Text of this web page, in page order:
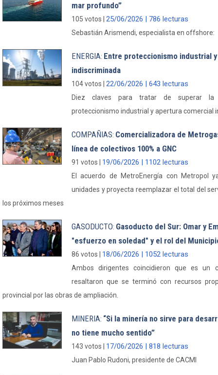
mar profundo”
105 votos | 25/06/2026 | 786 lecturas
Sebastián Arismendi, especialista en offshore:
ENERGIA: Entre proteccionismo industrial
indiscriminada
104 votos | 22/06/2026 | 643 lecturas
Diez claves para tratar de superar la
proteccionismo industrial y apertura comercial
COMPAÑIAS: Comercializadora de
línea de colectivos 100% a GNC
91 votos | 19/06/2026 | 1102 lecturas
El acuerdo de MetroEnergía con Metropol
unidades y proyecta reemplazar el total del
los próximos meses
GASODUCTO: Gasoducto del Sur: Omar y
"esfuerzo en soledad" y el rol del
86 votos | 18/06/2026 | 1052 lecturas
Ambos dirigentes coincidieron que es un
resaltaron que se terminó con recursos
provincial por las obras de ampliación.
MINERIA: “Si la minería no sirve para
no tiene mucho sentido”
143 votos | 17/06/2026 | 818 lecturas
Juan Pablo Rudoni, presidente de CACMI